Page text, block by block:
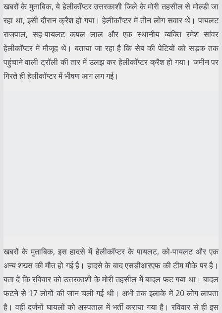
खबरों के मुताबिक, ये हेलीकॉप्टर उत्तरकाशी जिले के मोरी तहसील से मोल्डी जा
रहा था, इसी दौरान क्रैश हो गया। हेलीकॉप्टर में तीन लोग सवार थे। पायलट
राजपाल, सह-पायलट कपल लाल और एक स्थानीय व्यक्ति रमेश सांवर
हेलीकॉप्टर में मौजूद थे। बताया जा रहा है कि सेब की पेटियों को सड़क तक
पहुंचाने वाली ट्रॉली की तार में उलझ कर हेलीकॉप्टर क्रैश हो गया। जमीन पर
गिरते ही हेलीकॉप्टर में भीषण आग लग गई।
खबरों के मुताबिक, इस हादसे में हेलीकॉप्टर के पायलट, को-पायलट और एक
अन्य शख्स की मौत हो गई है। हादसे के बाद एसडीआरएफ की टीम मौके पर है।
बता दें कि रविवार को उत्तरकाशी के मोरी तहसील में बादल फट गया था। बादल
फटने से 17 लोगों की जान चली गई थी। अभी तक इलाके में 20 लोग लापता
है। वहीं दर्जनों घायलों को अस्पताल में भर्ती कराया गया है। रविवार से ही इस